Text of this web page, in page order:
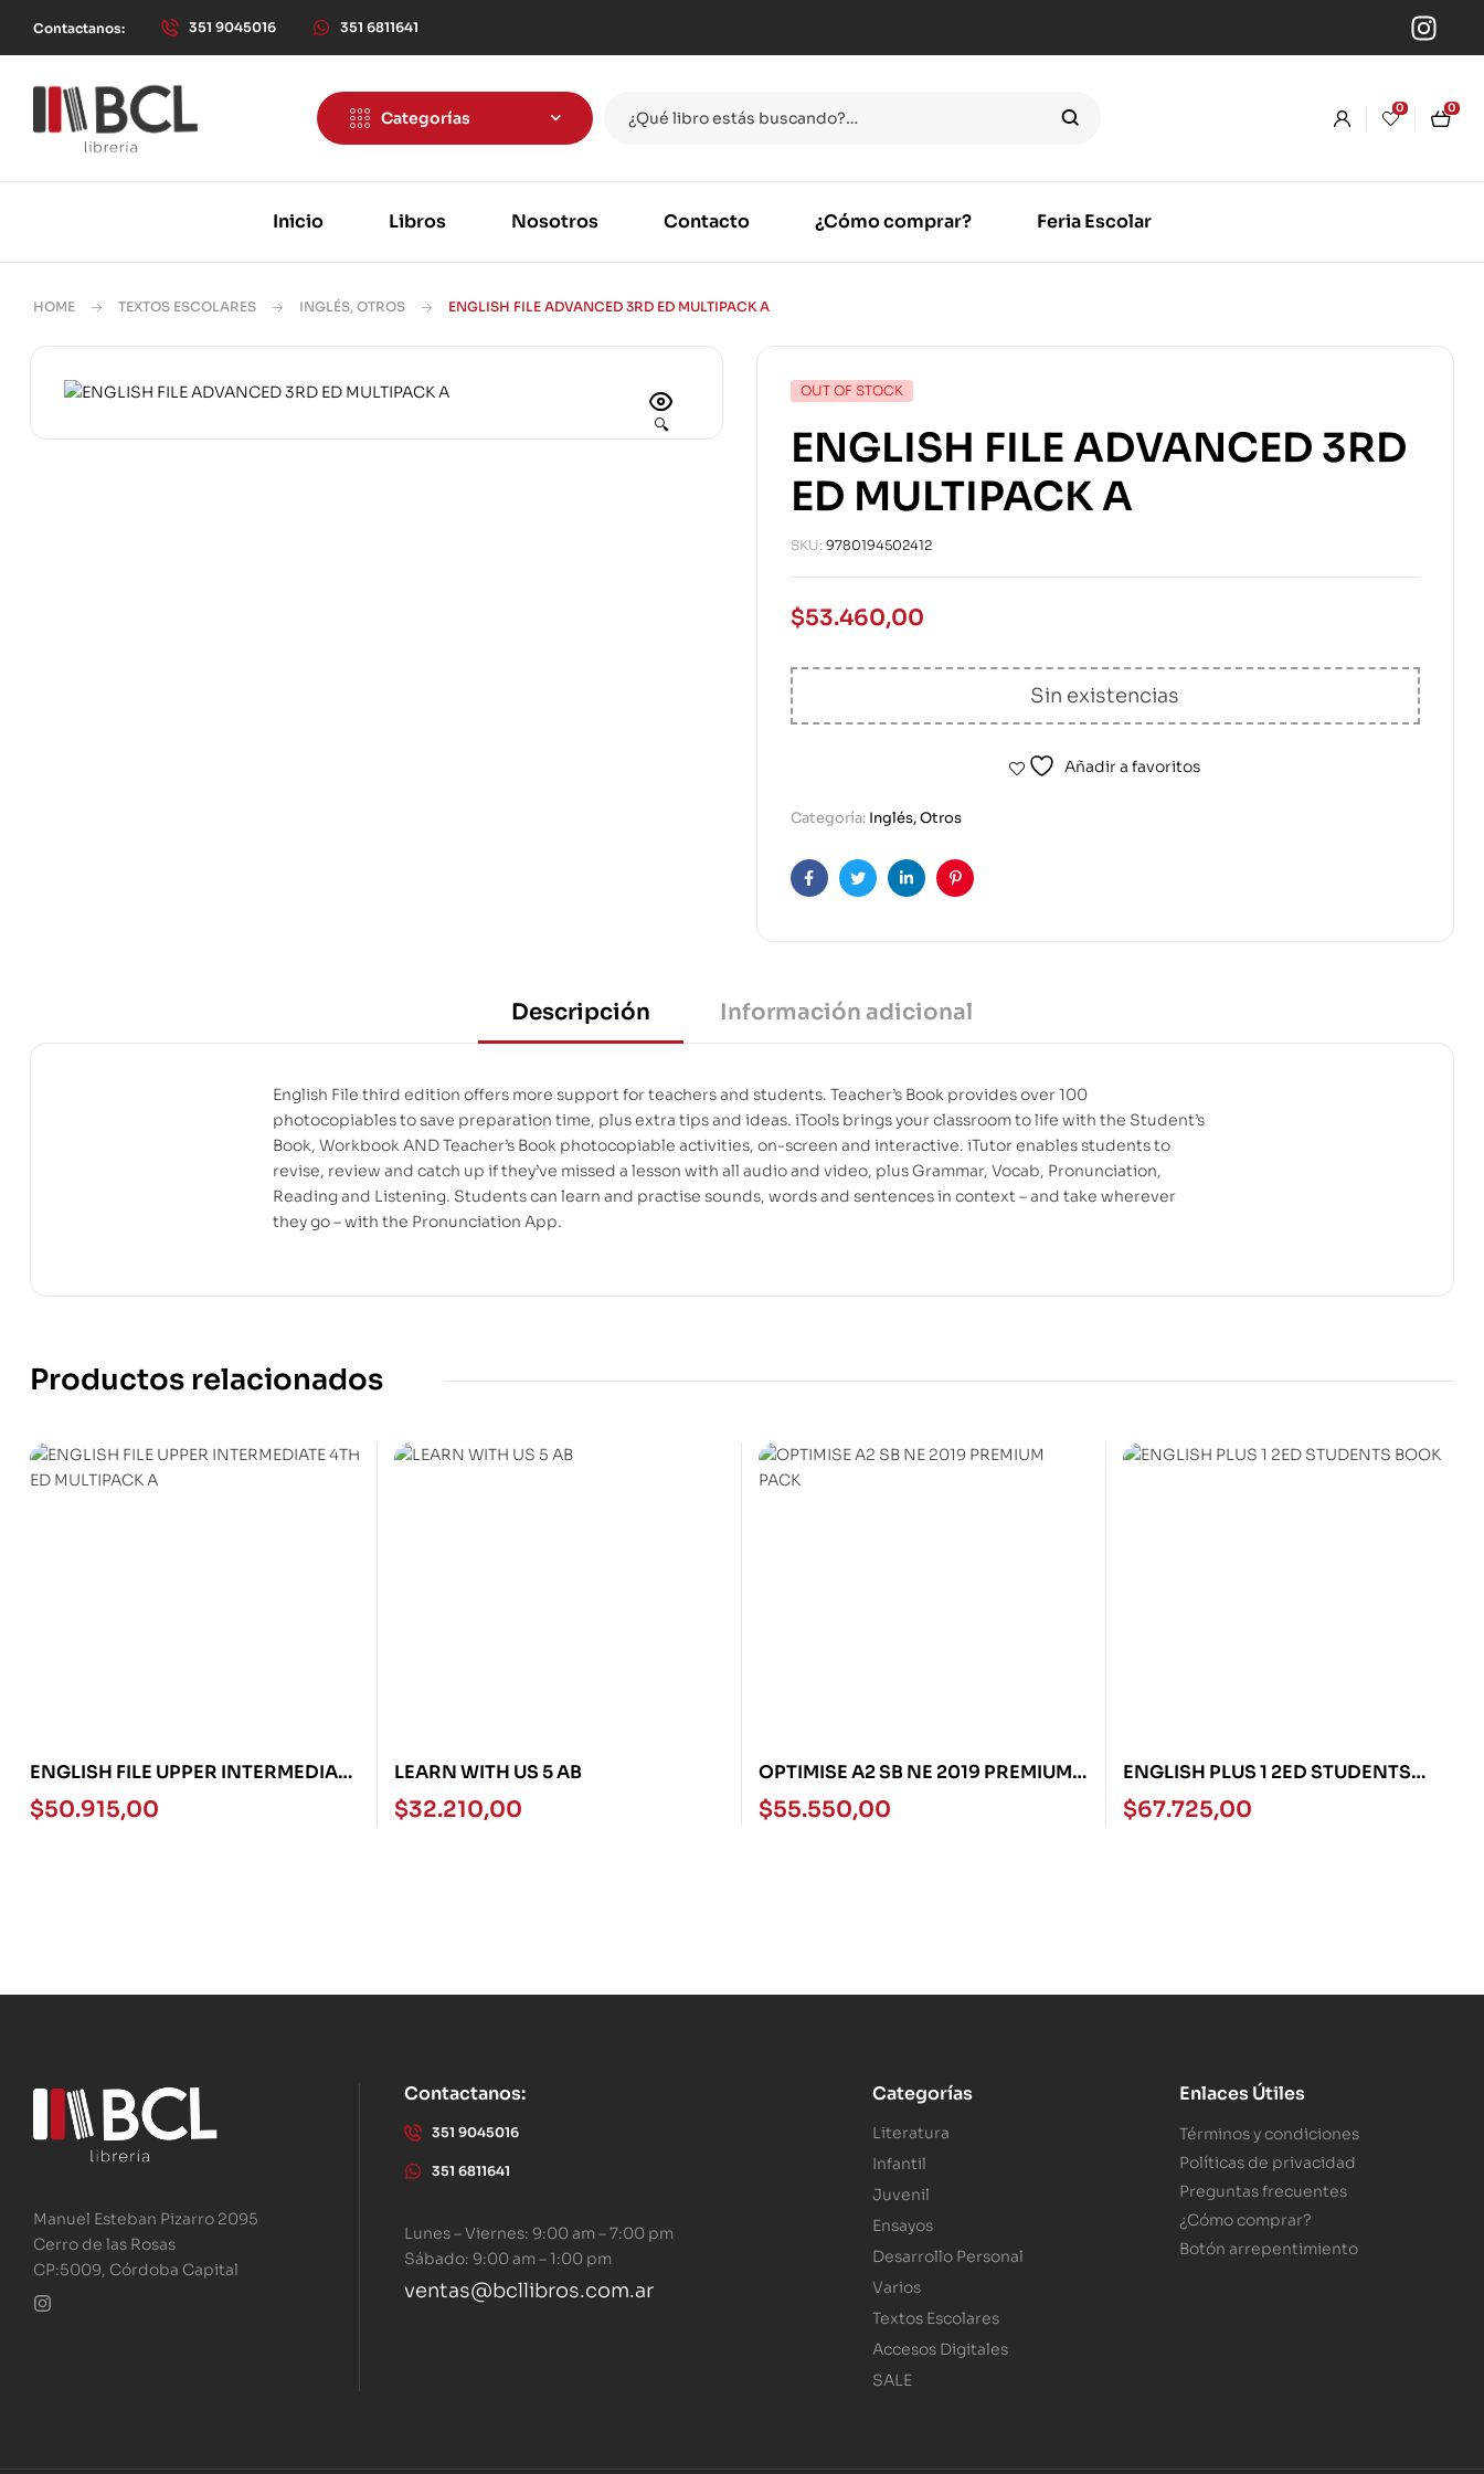
Contactanos: 351 9045016 351 6811641
Categorías
0 0
Inicio Libros Nosotros Contacto ¿Cómo comprar? Feria Escolar
HOME TEXTOS ESCOLARES INGLÉS, OTROS ENGLISH FILE ADVANCED 3RD ED MULTIPACK A
🔍
OUT OF STOCK
ENGLISH FILE ADVANCED 3RD
ED MULTIPACK A
SKU: 9780194502412
$53.460,00
Sin existencias
Añadir a favoritos
Categoría: Inglés, Otros
FacebookTwitterLinkedinPinterest
Descripción Información adicional
English File third edition offers more support for teachers and students. Teacher’s Book provides over 100
photocopiables to save preparation time, plus extra tips and ideas. iTools brings your classroom to life with the Student’s
Book, Workbook AND Teacher’s Book photocopiable activities, on-screen and interactive. iTutor enables students to
revise, review and catch up if they’ve missed a lesson with all audio and video, plus Grammar, Vocab, Pronunciation,
Reading and Listening. Students can learn and practise sounds, words and sentences in context – and take wherever
they go – with the Pronunciation App.
Productos relacionados
ENGLISH FILE UPPER INTERMEDIATE
4TH ED MULTIPACK A
$50.915,00
LEARN WITH US 5 AB
$32.210,00
OPTIMISE A2 SB NE 2019 PREMIUM
PACK
$55.550,00
ENGLISH PLUS 1 2ED STUDENTS
BOOK
$67.725,00
Manuel Esteban Pizarro 2095
Cerro de las Rosas
CP:5009, Córdoba Capital
Contactanos:
351 9045016
351 6811641
Lunes – Viernes: 9:00 am – 7:00 pm
Sábado: 9:00 am – 1:00 pm
ventas@bcllibros.com.ar
Categorías
Literatura
Infantil
Juvenil
Ensayos
Desarrollo Personal
Varios
Textos Escolares
Accesos Digitales
SALE
Enlaces Útiles
Términos y condiciones
Políticas de privacidad
Preguntas frecuentes
¿Cómo comprar?
Botón arrepentimiento